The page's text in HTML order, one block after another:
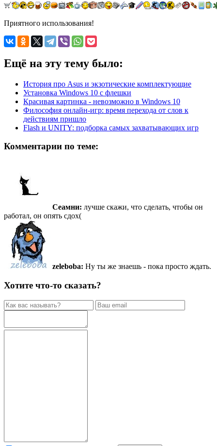
Приятного использования!
Ещё на эту тему было:
История про Asus и экзотические комплектующие
Установка Windows 10 с флешки
Красивая картинка - невозможно в Windows 10
Философия онлайн-игр: время перехода от слов к
действиям пришло
Flash и UNITY: подборка самых захватывающих игр
Комментарии по теме:
Сеамни: лучше скажи, что сделать, чтобы он
работал, он опять сдох(
zeleboba: Ну ты же знаешь - пока просто ждать.
Хотите что-то сказать?